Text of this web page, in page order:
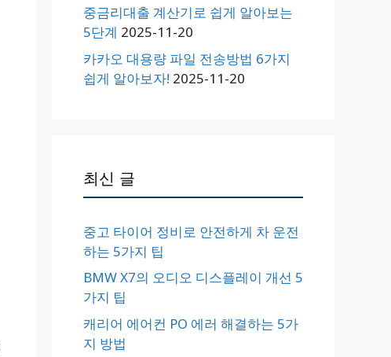
중금리대출 계산기로 쉽게 알아보는
5단계 2025-11-20
카카오 대용량 파일 전송방법 6가지
쉽게 알아보자! 2025-11-20
최신 글
중고 타이어 정비로 안전하게 차 운전
하는 5가지 팁
BMW X7의 오디오 디스플레이 개선 5
가지 팁
캐리어 에어컨 PO 에러 해결하는 5가
지 방법